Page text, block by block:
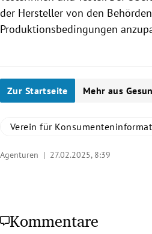
der Hersteller von den
Produktionsbedingungen
Zur Startseite Mehr aus
Verein für
Agenturen | 27.02.2025, 8:39
Kommentare